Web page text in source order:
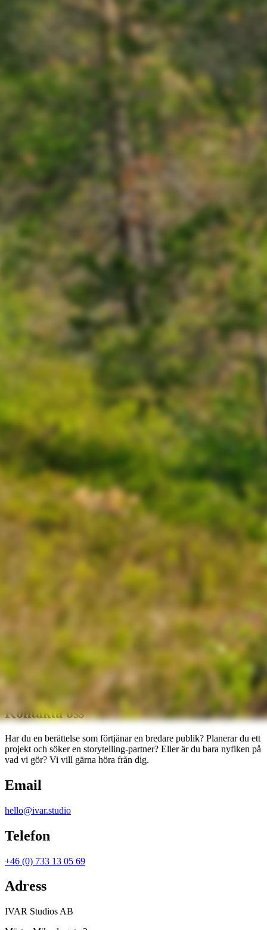
Kontakta oss
Har du en berättelse som förtjänar en bredare publik? Planerar du ett
projekt och söker en storytelling-partner? Eller är du bara nyfiken på
vad vi gör? Vi vill gärna höra från dig.
Email
hello@ivar.studio
Telefon
+46 (0) 733 13 05 69
Adress
IVAR Studios AB